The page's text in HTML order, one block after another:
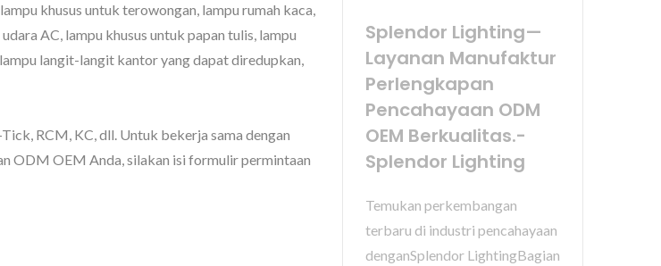
khusus untuk terowongan, lampu rumah kaca,
AC, lampu khusus untuk papan tulis, lampu
langit-langit kantor yang dapat diredupkan,
RCM, KC, dll. Untuk bekerja sama dengan
ODM OEM Anda, silakan isi formulir permintaan
Splendor Lighting—
Layanan Manufaktur
Perlengkapan
Pencahayaan ODM
OEM Berkualitas.-
Splendor Lighting
Temukan perkembangan
terbaru di industri pencahayaan
denganSplendor LightingBagian